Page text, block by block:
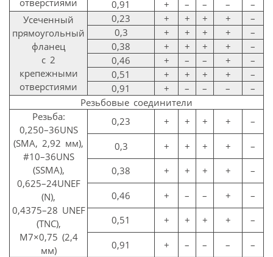
0,91
+ – – –
–
Усеченный
прямоугольный
фланец
с 2
крепежными
отверстиями
0,23 + + + +
–
0,3
+ + + +
–
0,38
+ + + +
–
0,46
+ – – +
–
0,51
+ + + +
–
0,91
+ – – –
–
Резьбовые соединители
Резьба:
0,250–36UNS
(SMA, 2,92 мм),
#10–36UNS
(SSMA),
0,625–24UNEF
(N),
0,4375–28 UNEF
(TNC),
М7×0,75 (2,4
мм)
0,23 + + + + –
0,3 + + + +
–
0,38
+ + + + –
0,46 + – – +
–
0,51
+ + + + –
0,91 + – – –
–